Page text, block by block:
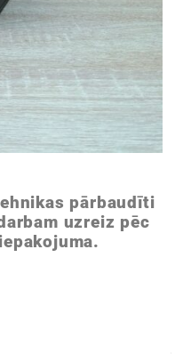
pārbaudīti
uzreiz pēc